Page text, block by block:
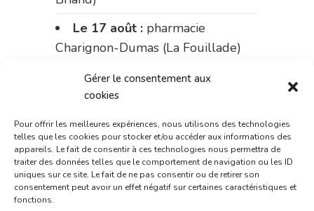
Gérer le consentement aux
cookies
Pour offrir les meilleures expériences, nous utilisons des technologies
telles que les cookies pour stocker et/ou accéder aux informations des
appareils. Le fait de consentir à ces technologies nous permettra de
traiter des données telles que le comportement de navigation ou les ID
uniques sur ce site. Le fait de ne pas consentir ou de retirer son
consentement peut avoir un effet négatif sur certaines caractéristiques et
fonctions.
Le 17 août : pharmacie
Charignon-Dumas (La Fouillade)
du 17 au 21 août :pharmacie
Palobart (Laguépie)
du 21 au 28 août :pharmacie
Dupont (place de la République)
du 28 au 31 août :pharmacie
Bonnemaire (rue Saint-Jacques)